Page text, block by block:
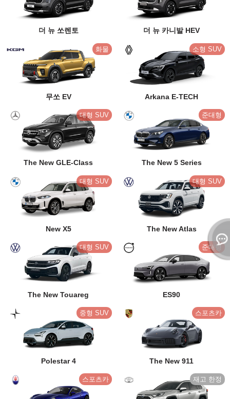
더 뉴 쏘렌토 더 뉴 카니발 HEV
화물
무쏘 EV
소형 SUV
Arkana E-TECH
대형 SUV
The New GLE-Class
준대형
The New 5 Series
대형 SUV
New X5
대형 SUV
The New Atlas
대형 SUV
The New Touareg
준대형
ES90
중형 SUV
Polestar 4
스포츠카
The New 911
스포츠카